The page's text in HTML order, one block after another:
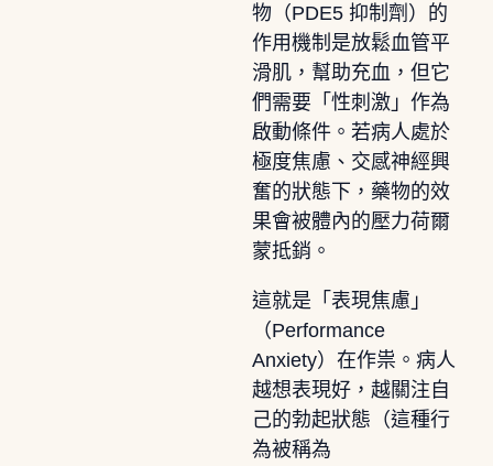
物（PDE5 抑制劑）的
作用機制是放鬆血管平
滑肌，幫助充血，但它
們需要「性刺激」作為
啟動條件。若病人處於
極度焦慮、交感神經興
奮的狀態下，藥物的效
果會被體內的壓力荷爾
蒙抵銷。
這就是「表現焦慮」
（Performance
Anxiety）在作祟。病人
越想表現好，越關注自
己的勃起狀態（這種行
為被稱為